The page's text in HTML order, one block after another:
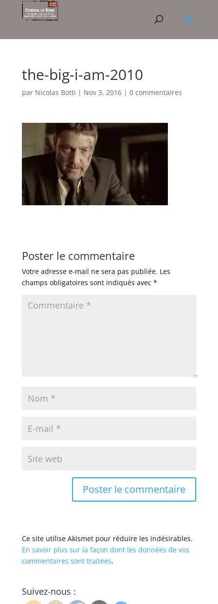
the-big-i-am-2010
par Nicolas Botti | Nov 3, 2016| 0 commentaires
Poster le commentaire
Votre adresse e-mail ne sera pas publiée. Les
champs obligatoires sont indiqués avec *
Ce site utilise Akismet pour réduire les indésirables.
En savoir plus sur la façon dont les données de vos
commentaires sont traitées.
Suivez-nous :